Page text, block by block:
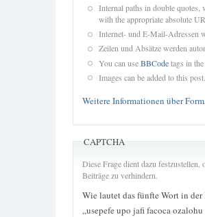
Internal paths in double quotes,
with the appropriate absolute
Internet- und E-Mail-Adressen
Zeilen und Absätze werden
You can useBBCodetags in
Images can be added to this post.
Weitere Informationen über
CAPTCHA
Diese Frage dient dazu
Beiträge zu verhindern.
Wie lautet das fünfte Wort in der
„usepefe upo jafi facoca